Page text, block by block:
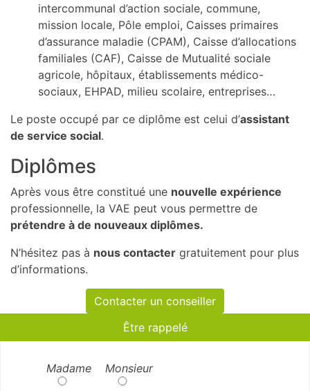
intercommunal d’action sociale, commune,
mission locale, Pôle emploi, Caisses primaires
d’assurance maladie (CPAM), Caisse d’allocations
familiales (CAF), Caisse de Mutualité sociale
agricole, hôpitaux, établissements médico-
sociaux, EHPAD, milieu scolaire, entreprises…
Le poste occupé par ce diplôme est celui d’assistant
de service social.
Diplômes
Après vous être constitué une nouvelle expérience
professionnelle, la VAE peut vous permettre de
prétendre à de nouveaux diplômes.
N’hésitez pas à nous contacter gratuitement pour plus
d’informations.
Contacter un conseiller
Être rappelé
Madame Monsieur